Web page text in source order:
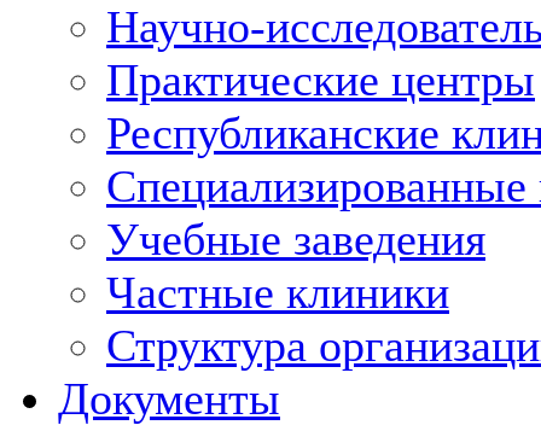
Научно-
Практические центры
Республиканские
Учебные заведения
Частные клиники
Структура
Документы